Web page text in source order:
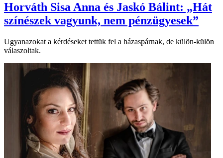
Horváth Sisa Anna és Jaskó Bálint: „Hát
színészek vagyunk, nem pénzügyesek”
Ugyanazokat a kérdéseket tettük fel a házaspárnak, de külön-külön
válaszoltak.